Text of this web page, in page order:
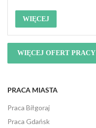
WIĘCEJ
WIĘCEJ OFERT PRACY
PRACA MIASTA
Praca Biłgoraj
Praca Gdańsk